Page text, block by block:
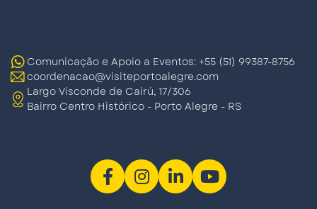
Comunicação e Apoio a Eventos: +55 (51) 99387-8756
coordenacao@visiteportoalegre.com
Largo Visconde de Cairú, 17/306
Bairro Centro Histórico - Porto Alegre - RS